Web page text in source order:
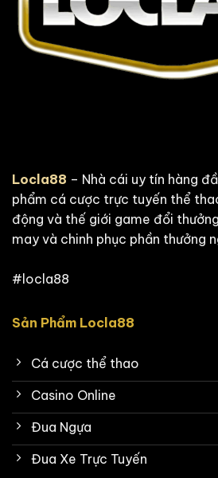
Locla88 – Nhà cái uy tín hàng
phẩm cá cược trực tuyến thể
động và thế giới game đổi
may và chinh phục phần thưởng
#locla88
Sản Phẩm Locla88
Cá cược thể thao
Casino Online
Đua Ngựa
Đua Xe Trực Tuyến